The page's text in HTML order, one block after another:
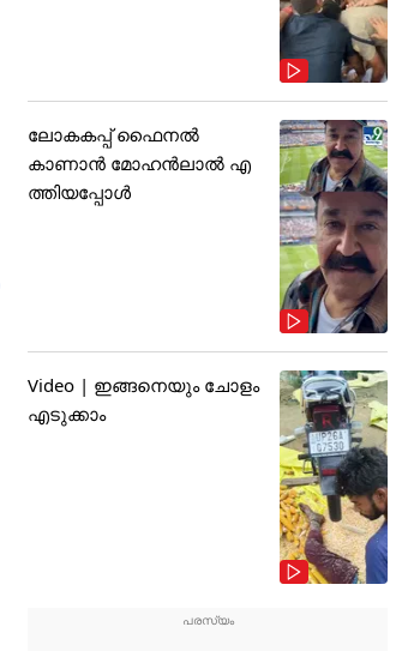
ലോകകപ്പ് ഫൈനൽ
കാണാൻ മോഹൻലാൽ എ
ത്തിയപ്പോൾ
Video | ഇങ്ങനെയും ചോളം
എടുക്കാം